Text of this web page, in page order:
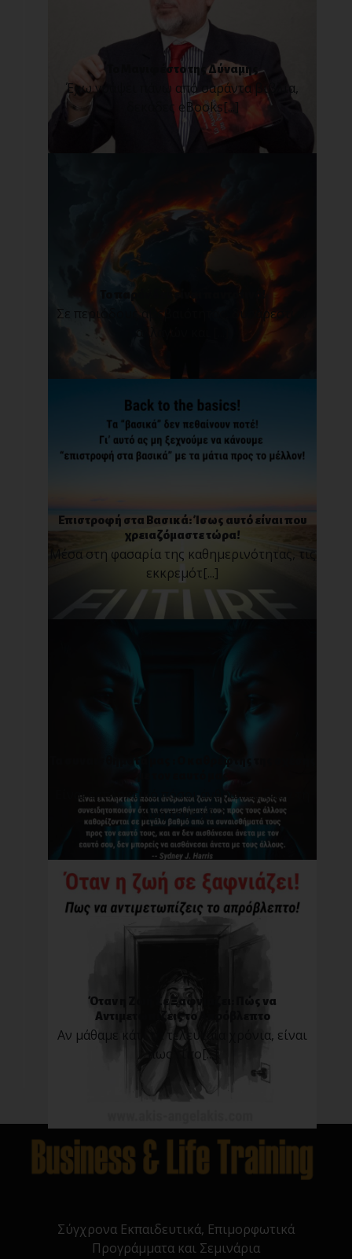
Το Μανιφέστο της Δύναμης
Έχω γράψει πάνω από σαράντα βιβλία,
δεκάδες eBooks[...]
Το παρόν δεν είναι παντοτινό!
Σε περιόδους αβεβαιότητας, δυσάρεστων
Επιστροφή στα Βασικά: Ίσως αυτό είναι που
χρειαζόμαστε τώρα!
Μέσα στη φασαρία της καθημερινότητας, τις
εκκρεμότ[...]
Τα συναισθήματά μας : O καθρέφτης της σχέσης
Είναι εκπληκτικό πόσοι άνθρωποι ζουν τη
ζωή τους χ[...]
Όταν η Ζωή Σε Ξαφνιάζει: Πώς να
Αντιμετωπίζεις το Απρόβλεπτο
Αν μάθαμε κάτι τα τελευταία χρόνια, είναι
πως τίπο[...]
Σύγχρονα Εκπαιδευτικά, Επιμορφωτικά
Προγράμματα και Σεμινάρια